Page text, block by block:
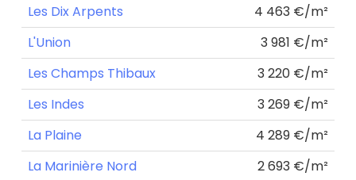
Les Dix Arpents
4 463 €/m²
L'Union
3 981 €/m²
Les Champs Thibaux
3 220 €/m²
Les Indes
3 269 €/m²
La Plaine
4 289 €/m²
La Marinière Nord
2 693 €/m²